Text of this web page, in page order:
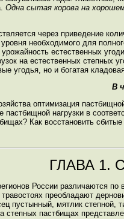
Одна сытая корова на
через приведение
необходимого для
естественных
на естественных степных
угодья, но и богатая
В
оптимизация
пастбищной нагрузки в
Как восстановить
ГЛАВА 1.
России различаются
преобладают
пустынный, мятлик
степных пастбищах